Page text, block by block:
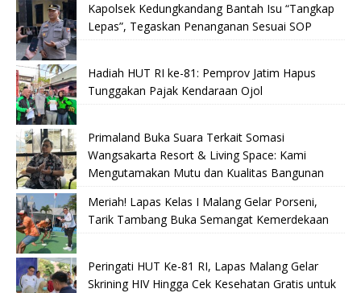
Kapolsek Kedungkandang Bantah Isu “Tangkap
Lepas”, Tegaskan Penanganan Sesuai SOP
Hadiah HUT RI ke-81: Pemprov Jatim Hapus
Tunggakan Pajak Kendaraan Ojol
Primaland Buka Suara Terkait Somasi
Wangsakarta Resort & Living Space: Kami
Mengutamakan Mutu dan Kualitas Bangunan
Meriah! Lapas Kelas I Malang Gelar Porseni,
Tarik Tambang Buka Semangat Kemerdekaan
Peringati HUT Ke-81 RI, Lapas Malang Gelar
Skrining HIV Hingga Cek Kesehatan Gratis untuk